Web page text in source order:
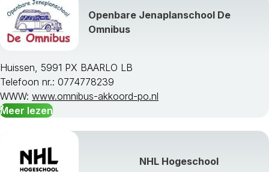
Openbare Jenaplanschool De
Omnibus
Huissen, 5991 PX BAARLO LB
Telefoon nr.: 0774778239
WWW: www.omnibus-akkoord-po.nl
Meer lezen
NHL Hogeschool